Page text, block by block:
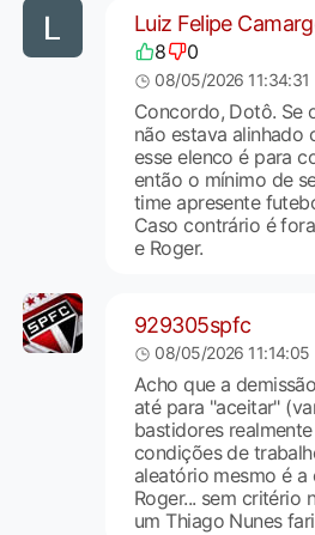
Luiz Felipe
8 0
08/05/2026 11:34:31
Concordo, Dotô. Se
não estava alinhado
esse elenco é para
então o mínimo de
time apresente
Caso contrário é
e Roger.
929305spfc
08/05/2026 11:14:05
Acho que a
até para "aceitar"
bastidores
condições de
aleatório mesmo é
Roger... sem critério
um Thiago Nunes